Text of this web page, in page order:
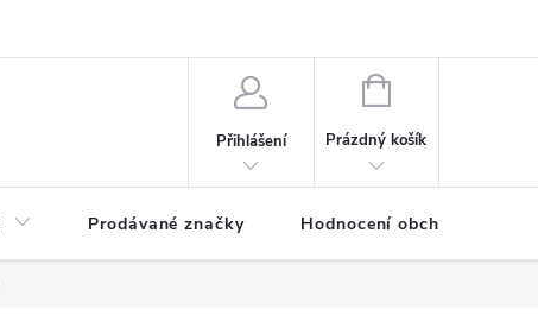
Přihlášení
NÁKUPNÍ
Prázdný košík
Prodávané značky Hodnocení obchodu